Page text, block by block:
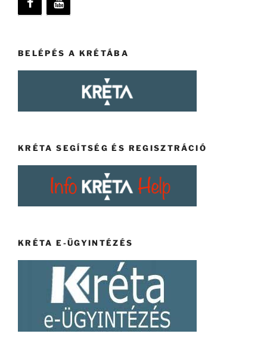
BELÉPÉS A KRÉTÁBA
KRÉTA SEGÍTSÉG ÉS REGISZTRÁCIÓ
KRÉTA E-ÜGYINTÉZÉS